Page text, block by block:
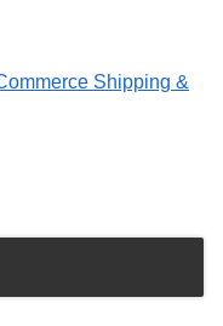
Shipping &